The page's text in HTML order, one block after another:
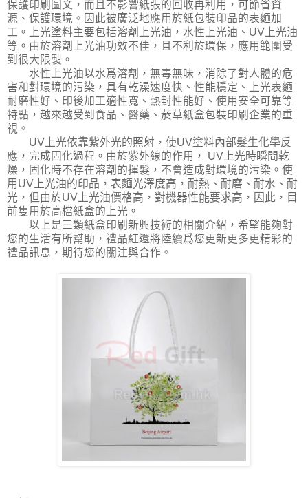
保護印刷圖文，而且不影響紙張的回收再利用，可節省資
源、保護環境。因此被廣泛地應用於紙包裝印品的表麵加
工。上光塗料主要包括溶劑上光油，水性上光油、UV上光油
等。由於溶劑上光油功效不佳，且不利於環保，應用範圍受
到很大限製。
水性上光油以水爲溶劑，無毒無味，消除了對人體的危
害和對環境的污染，具有乾澡速度快、性能穩定、上光表麵
耐磨性好、印後加工適性寬、熱封性能好、使用安全可靠等
特點，越來越受到食品、醫藥、菸草紙盒包裝印刷企業的重
視。
UV上光依靠紫外光的照射，使UV塗料內部髮生化學反
應，完成固化過程。由於紫外線的作用， UV上光時瞬間乾
燥，固化時不存在溶劑的揮髮，不會造成對環境的污染。使
用UV上光油的印品，表麵光澤度高，耐熱、耐磨、耐水、耐
光，但由於UV上光油價格高，對機器性能要求高，因此，目
前隻用於高檔紙盒的上光。
以上是三類紙盒印刷新興技術的相關介紹，希望能夠對
您的生活有所幫助，禮品紅還將陸續爲您更新更多更精彩的
禮品訊息，期待您的關注與合作。